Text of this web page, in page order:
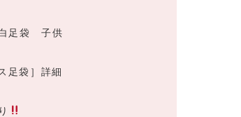
足袋 子供
足袋］詳細